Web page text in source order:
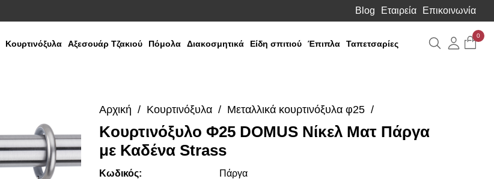
Blog Εταιρεία Επικοινωνία
Κουρτινόξυλα Αξεσουάρ Τζακιού Πόμολα Διακοσμητικά Είδη σπιτιού Έπιπλα Ταπετσαρίες Αναζήτηση
0
Αρχική Κουρτινόξυλα Μεταλλικά κουρτινόξυλα φ25
Kουρτινόξυλο Φ25 DOMUS Νίκελ Ματ Πάργα
με Καδένα Strass
Κωδικός:
Πάργα